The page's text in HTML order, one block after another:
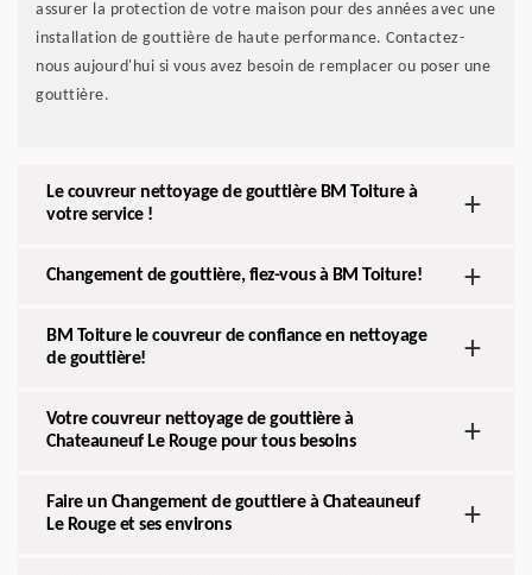
assurer la protection de votre maison pour des années avec une
installation de gouttière de haute performance. Contactez-
nous aujourd'hui si vous avez besoin de remplacer ou poser une
gouttière.
Le couvreur nettoyage de gouttière BM Toiture à
votre service !
Changement de gouttière, fiez-vous à BM Toiture!
BM Toiture le couvreur de confiance en nettoyage
de gouttière!
Votre couvreur nettoyage de gouttière à
Chateauneuf Le Rouge pour tous besoins
Faire un Changement de gouttiere à Chateauneuf
Le Rouge et ses environs